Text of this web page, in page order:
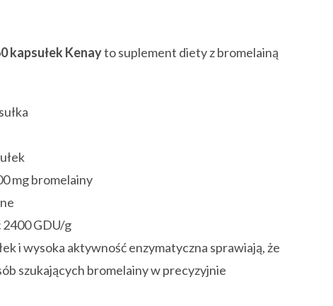
kapsułek Kenayto suplement diety z bromelainą
mg bromelainy
GDU/g
i wysoka aktywność enzymatyczna sprawiają, że
szukających bromelainy w precyzyjnie